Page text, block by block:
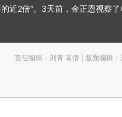
近2倍”。3天前，金正恩视察
责任编辑：刘青 翁倩 | 版面编辑：